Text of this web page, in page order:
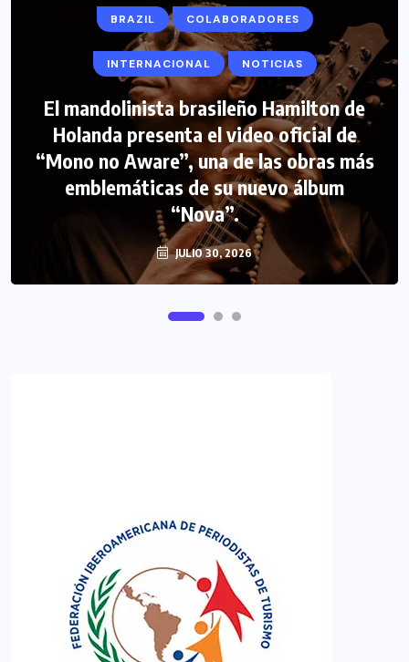
BRAZIL COLABORADORES
INTERNACIONAL NOTICIAS
El mandolinista brasileño Hamilton de
Holanda presenta el video oficial de
“Mono no Aware”, una de las obras más
emblemáticas de su nuevo álbum
“Nova”.
JULIO 30, 2026